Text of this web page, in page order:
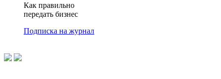
Как правильно
передать бизнес
Подписка на журнал